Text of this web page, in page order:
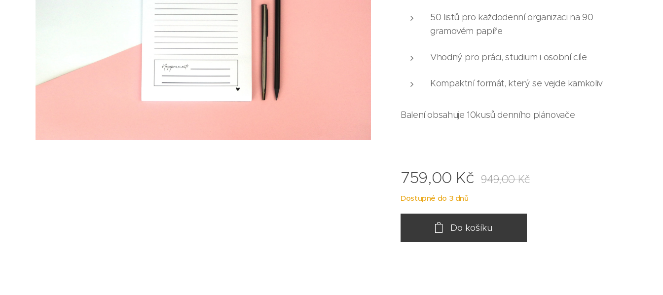
50 listů pro každodenní organizaci na 90
gramovém papíře
Vhodný pro práci, studium i osobní cíle
Kompaktní formát, který se vejde kamkoliv
Balení obsahuje 10kusů denního plánovače
759,00 Kč 949,00Kč
Dostupné do 3 dnů
Do košíku